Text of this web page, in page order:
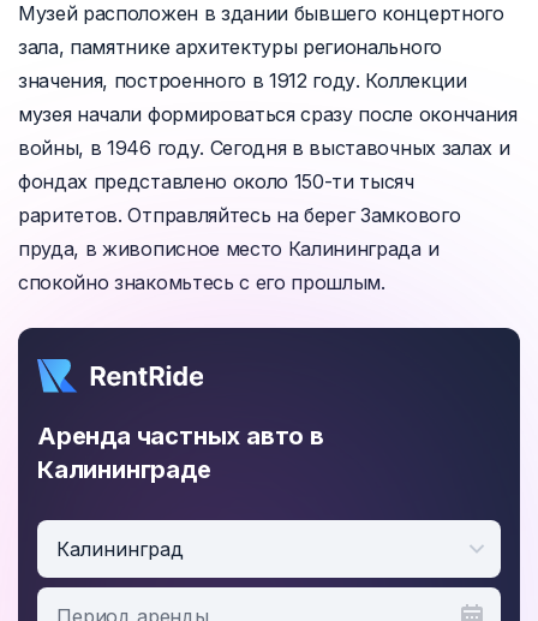
Музей расположен в здании бывшего концертного
зала, памятнике архитектуры регионального
значения, построенного в 1912 году. Коллекции
музея начали формироваться сразу после окончания
войны, в 1946 году. Сегодня в выставочных залах и
фондах представлено около 150-ти тысяч
раритетов. Отправляйтесь на берег Замкового
пруда, в живописное место Калининграда и
спокойно знакомьтесь с его прошлым.
Аренда частных авто в
Калининграде
Калининград
Период аренды